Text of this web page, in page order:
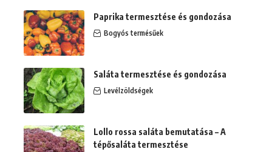
Paprika termesztése és gondozása
Bogyós termésűek
Saláta termesztése és gondozása
Levélzöldségek
Lollo rossa saláta bemutatása – A
tépősaláta termesztése